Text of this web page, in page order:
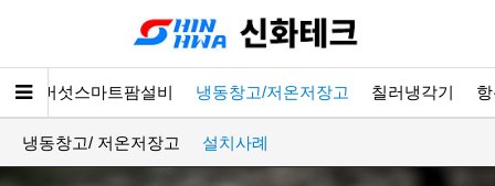
버섯스마트팜설비 냉동창고/저온저장고 칠러냉각기
냉동창고/ 저온저장고 설치사례